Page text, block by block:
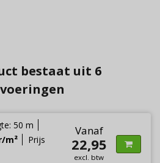
bestaat uit 6
50 m
m²
Prijs
Vanaf
22,95
excl. btw